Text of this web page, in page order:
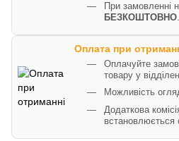
При замовленні
БЕЗКОШТОВНО
Оплата при
Оплачуйте
товару у
Можливість
Додаткова
встановлюється